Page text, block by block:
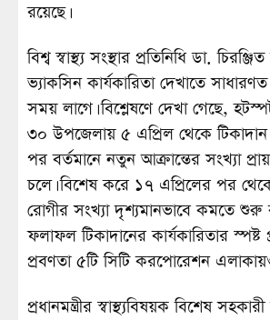
রয়েছে।
বিশ্ব স্বাস্থ্য সংস্থার প্রতিনিধি ডা.
ভ্যাকসিন কার্যকারিতা দেখাতে
সময় লাগে। বিশ্লেষণে দেখা গেছে,
৩০ উপজেলায় ৫ এপ্রিল থেকে টিকাদান
পর বর্তমানে নতুন আক্রান্তের সংখ্যা
চলে। বিশেষ করে ১৭ এপ্রিলের পর
রোগীর সংখ্যা দৃশ্যমানভাবে কমতে শুরু
ফলাফল টিকাদানের কার্যকারিতার স্পষ্ট
প্রবণতা ৫টি সিটি করপোরেশন এলাকায়ও
প্রধানমন্ত্রীর স্বাস্থ্যবিষয়ক বিশেষ